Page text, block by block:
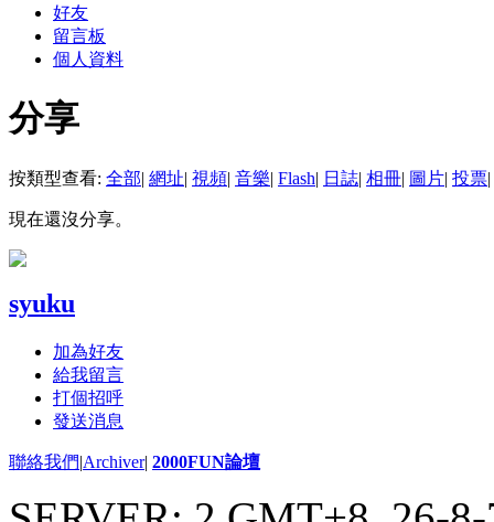
好友
留言板
個人資料
分享
按類型查看: 全部| 網址| 視頻| 音樂| Flash| 日誌| 相冊| 圖片| 投票|
現在還沒分享。
syuku
加為好友
給我留言
打個招呼
發送消息
聯絡我們|Archiver| 2000FUN論壇